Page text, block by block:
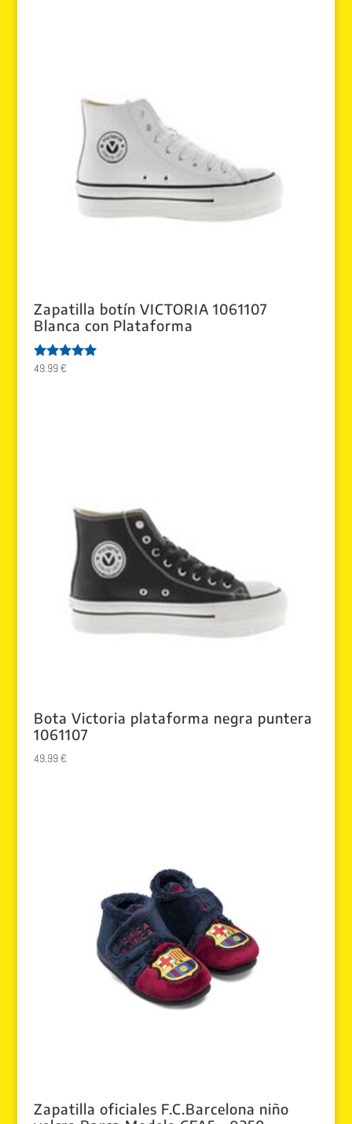
Zapatilla botín VICTORIA 1061107
Blanca con Plataforma
Valorado
49.99€
Bota Victoria plataforma negra puntera
1061107
49.99€
Zapatilla oficiales F.C.Barcelona niño